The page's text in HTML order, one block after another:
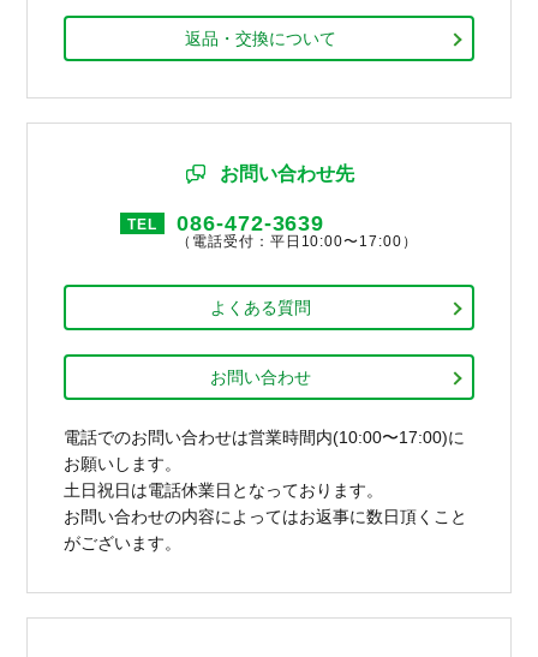
返品・交換について
お問い合わせ先
TEL 086-472-3639
（電話受付：平日10:00〜17:00）
よくある質問
お問い合わせ
電話でのお問い合わせは営業時間内(10:00〜17:00)に
お願いします。
土日祝日は電話休業日となっております。
お問い合わせの内容によってはお返事に数日頂くこと
がございます。